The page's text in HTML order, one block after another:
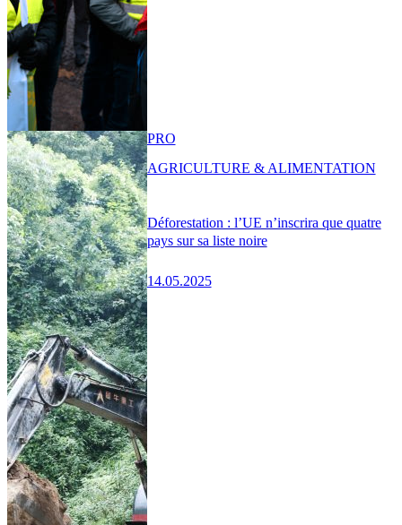
Déforestation : l’UE n’inscrira que quatre
pays sur sa liste noire
14.05.2025
PRO
AGRICULTURE & ALIMENTATION